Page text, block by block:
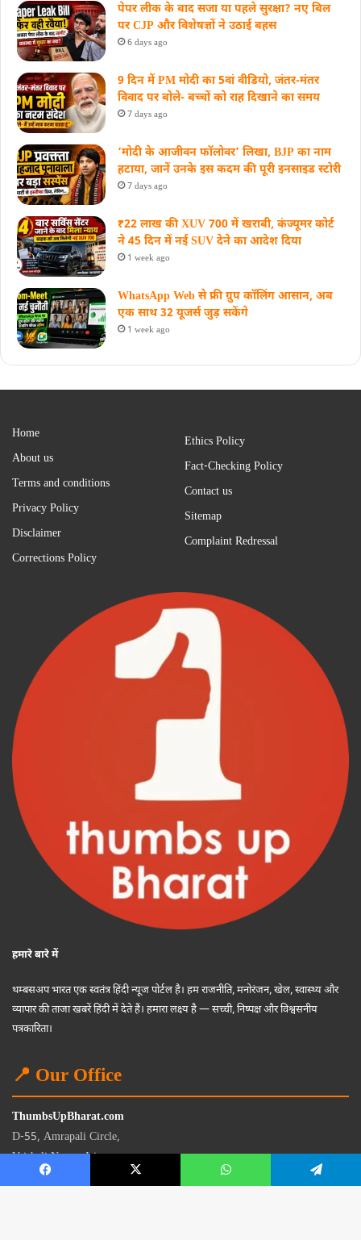
पेपर लीक के बाद सजा या पहले सुरक्षा? नए बिल
पर CJP और विशेषज्ञों ने उठाई बहस
6 days ago
9 दिन में PM मोदी का 5वां वीडियो, जंतर-मंतर
विवाद पर बोले- बच्चों को राह दिखाने का समय
7 days ago
‘मोदी के आजीवन फॉलोवर’ लिखा, BJP का नाम
हटाया, जानें उनके इस कदम की पूरी इनसाइड स्‍टोरी
7 days ago
₹22 लाख की XUV 700 में खराबी, कंज्यूमर कोर्ट
ने 45 दिन में नई SUV देने का आदेश दिया
1 week ago
WhatsApp Web से फ्री ग्रुप कॉलिंग आसान, अब
एक साथ 32 यूजर्स जुड़ सकेंगे
1 week ago
Home
About us
Terms and conditions
Privacy Policy
Disclaimer
Corrections Policy
Ethics Policy
Fact-Checking Policy
Contact us
Sitemap
Complaint Redressal
हमारे बारे में
थम्बसअप भारत एक स्वतंत्र हिंदी न्यूज पोर्टल है। हम राजनीति, मनोरंजन, खेल, स्वास्थ्य और
व्यापार की ताजा खबरें हिंदी में देते हैं। हमारा लक्ष्य है — सच्ची, निष्पक्ष और विश्वसनीय
पत्रकारिता।
📍 Our Office
ThumbsUpBharat.com
D-55, Amrapali Circle,
Vaishali Nagar, Jaipur
Rajasthan - 302021